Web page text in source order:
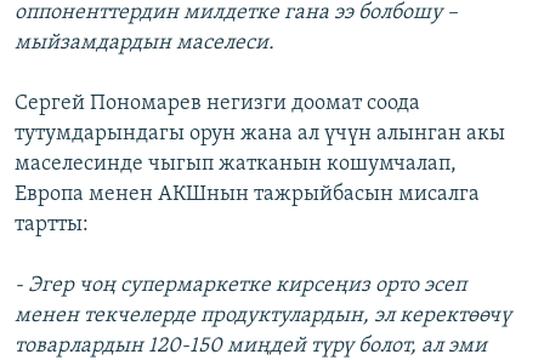
оппоненттердин милдетке гана ээ болбошу –
мыйзамдардын маселеси.
Сергей Пономарев негизги доомат соода
тутумдарындагы орун жана ал үчүн алынган акы
маселесинде чыгып жатканын кошумчалап,
Европа менен АКШнын тажрыйбасын мисалга
тартты:
- Эгер чоң супермаркетке кирсеңиз орто эсеп
менен текчелерде продуктулардын, эл керектөөчү
товарлардын 120-150 миңдей түрү болот, ал эми